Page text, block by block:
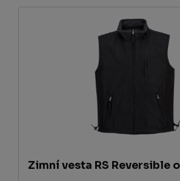
Zimní vesta RS Reversible